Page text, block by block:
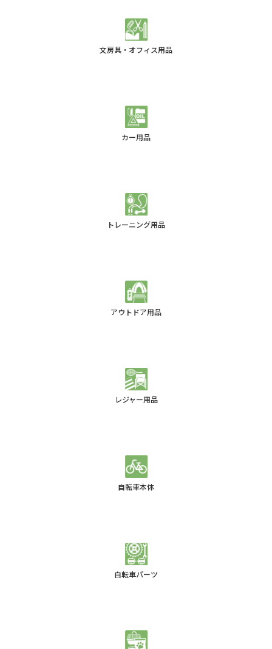
文房具・オフィス用品
カー用品
トレーニング用品
アウトドア用品
レジャー用品
自転車本体
自転車パーツ